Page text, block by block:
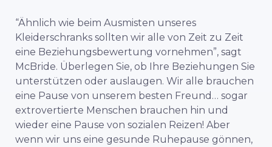
“Ähnlich wie beim Ausmisten unseres
Kleiderschranks sollten wir alle von Zeit zu Zeit
eine Beziehungsbewertung vornehmen”, sagt
McBride. Überlegen Sie, ob Ihre Beziehungen Sie
unterstützen oder auslaugen. Wir alle brauchen
eine Pause von unserem besten Freund… sogar
extrovertierte Menschen brauchen hin und
wieder eine Pause von sozialen Reizen! Aber
wenn wir uns eine gesunde Ruhepause gönnen,